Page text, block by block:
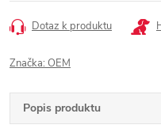
Dotaz k produktu
Značka: OEM
Popis produktu